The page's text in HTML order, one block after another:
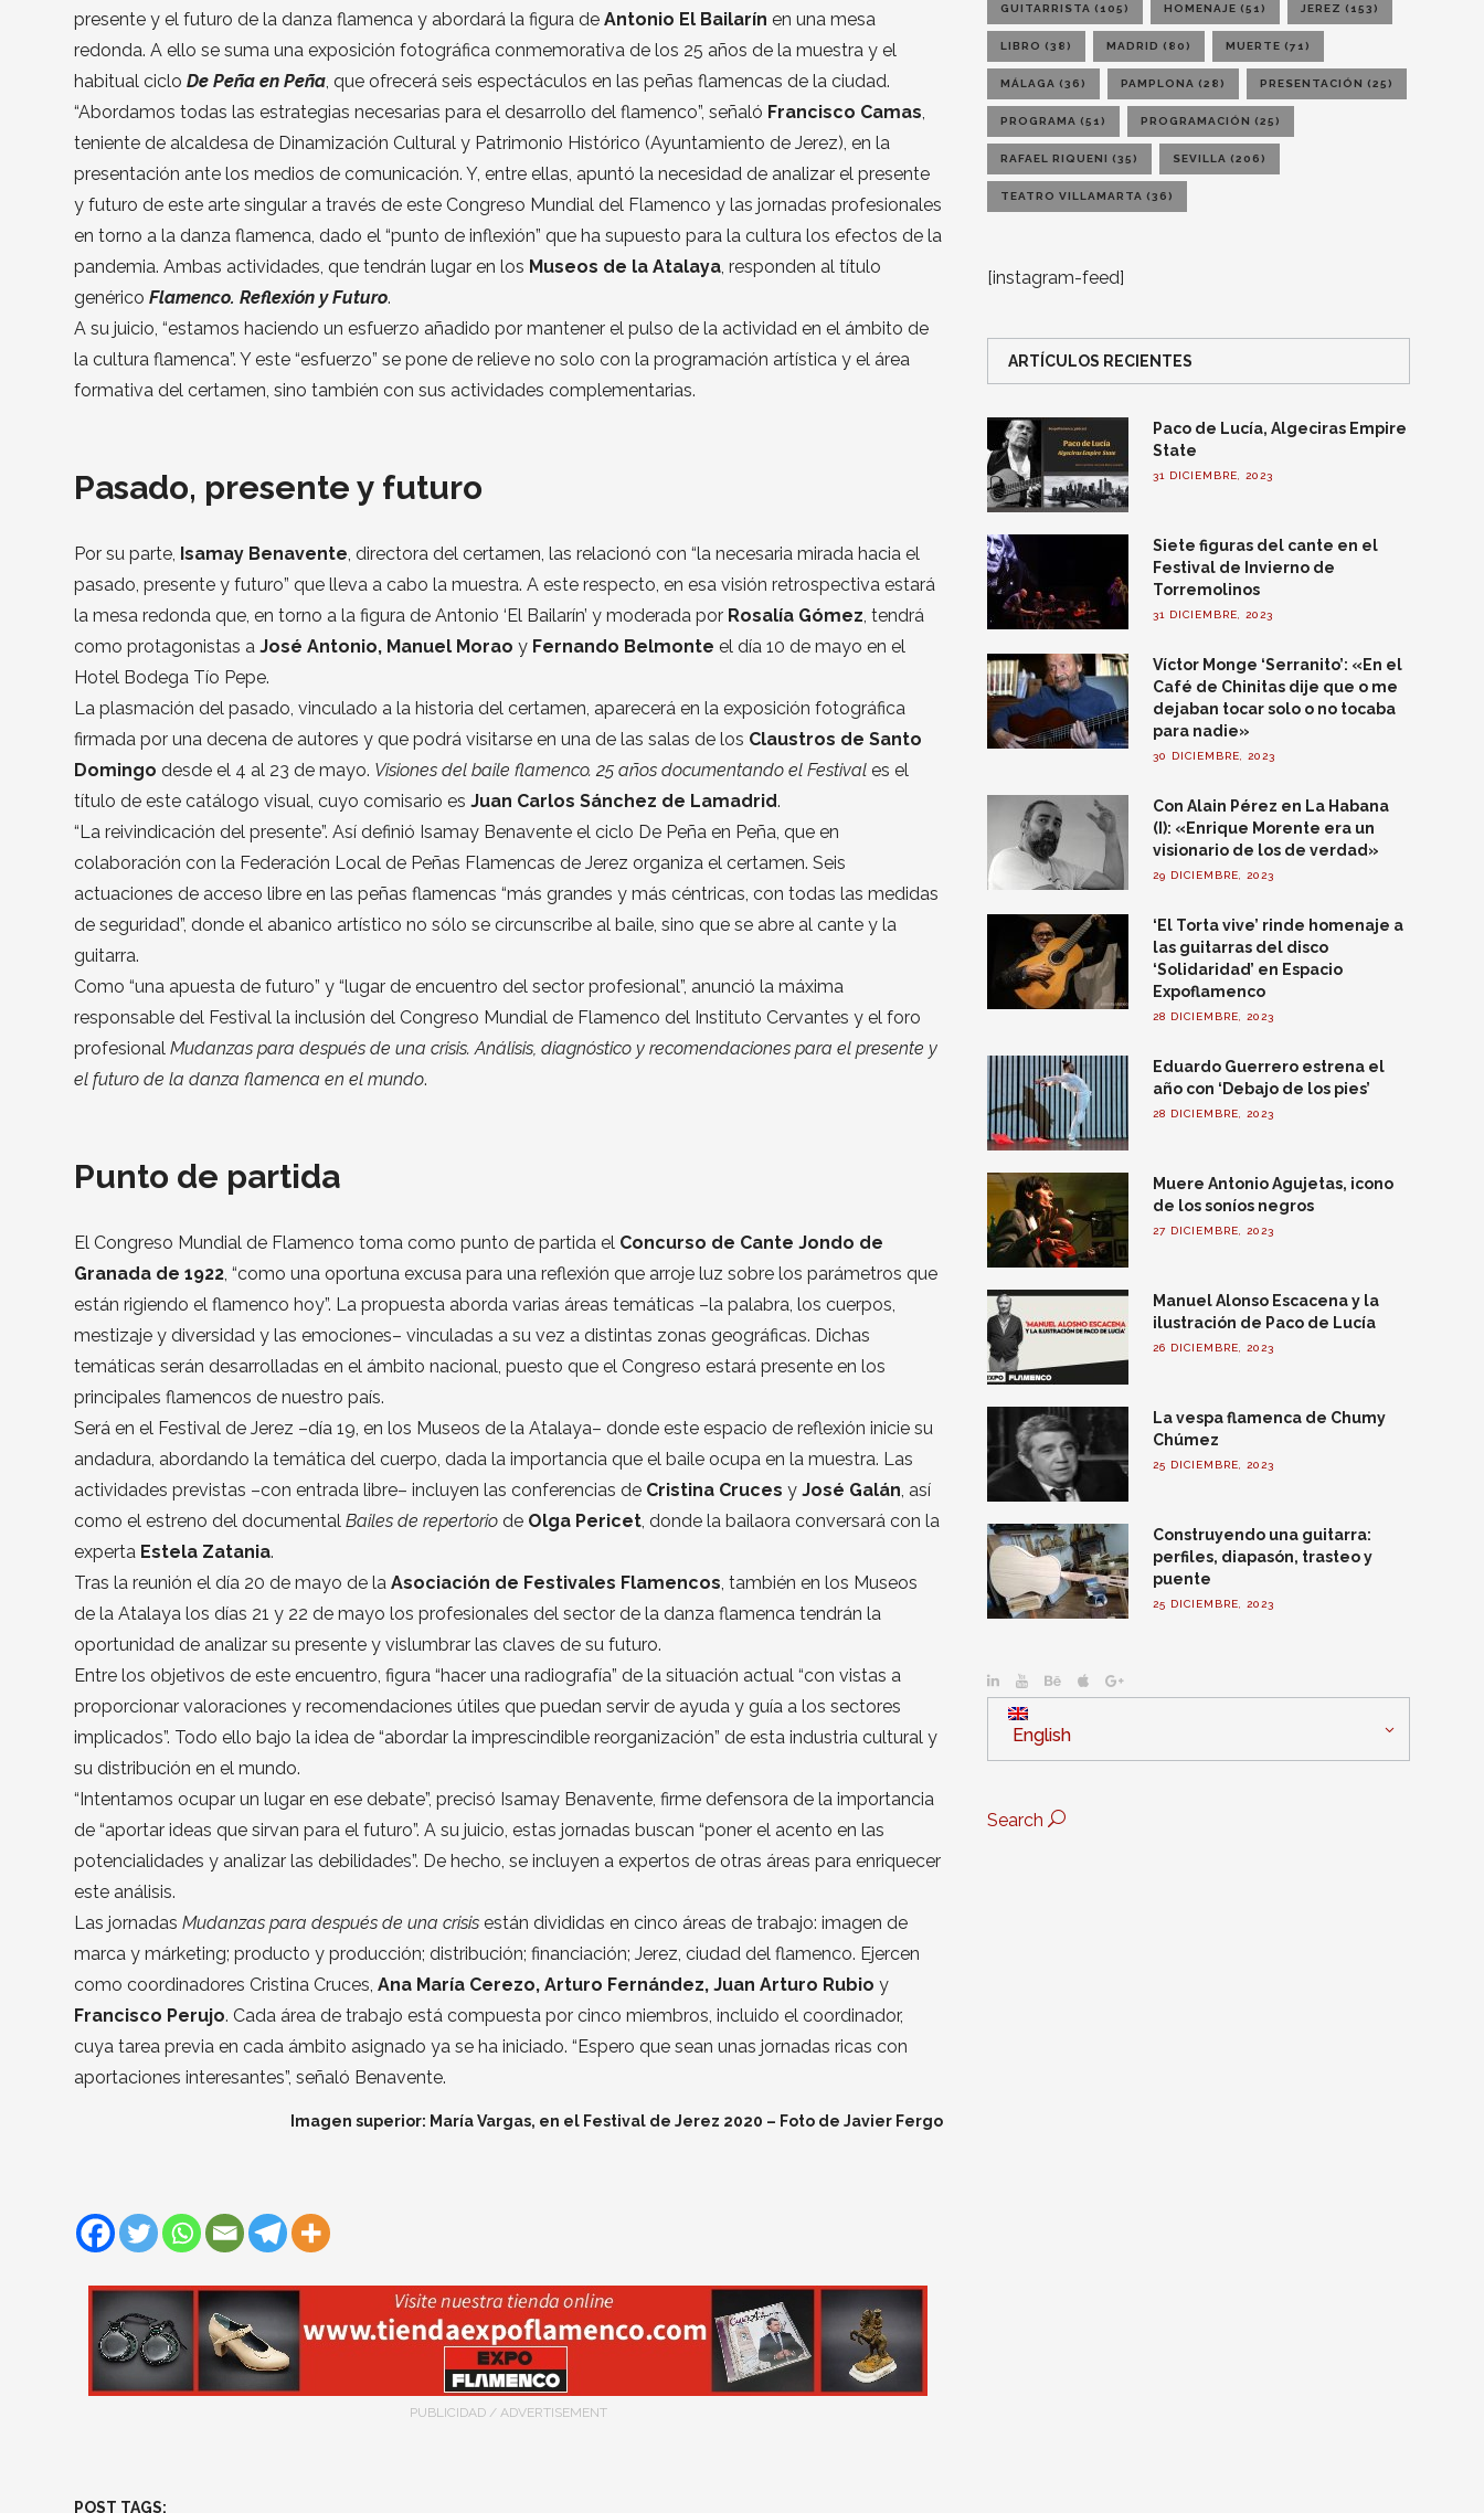
presente y el futuro de la danza flamenca y abordará la figura deAntonio El Bailarín en una mesa
redonda. A ello se suma una exposición fotográfica conmemorativa de los 25 años de la muestra y el
habitual cicloDe Peña en Peña, que ofrecerá seis espectáculos en las peñas flamencas de la ciudad.
“Abordamos todas las estrategias necesarias para el desarrollo del flamenco”, señaló Francisco Camas,
teniente de alcaldesa de Dinamización Cultural y Patrimonio Histórico (Ayuntamiento de Jerez), en la
presentación ante los medios de comunicación. Y, entre ellas, apuntó la necesidad de analizar el presente
y futuro de este arte singular a través de este Congreso Mundial del Flamenco y las jornadas profesionales
en torno a la danza flamenca, dado el “punto de inflexión” que ha supuesto para la cultura los efectos de la
pandemia. Ambas actividades, que tendrán lugar en los Museos de la Atalaya, responden al título
genéricoFlamenco. Reflexión y Futuro.
A su juicio, “estamos haciendo un esfuerzo añadido por mantener el pulso de la actividad en el ámbito de
la cultura flamenca”. Y este “esfuerzo” se pone de relieve no solo con la programación artística y el área
formativa del certamen, sino también con sus actividades complementarias.
Pasado, presente y futuro
Por su parte, Isamay Benavente, directora del certamen, las relacionó con “la necesaria mirada hacia el
pasado, presente y futuro” que lleva a cabo la muestra. A este respecto, en esa visión retrospectiva estará
la mesa redonda que, en torno a la figura de Antonio ‘El Bailarín’ y moderada por Rosalía Gómez, tendrá
como protagonistas aJosé Antonio, Manuel Morao y Fernando Belmonte el día 10 de mayo en el
Hotel Bodega Tío Pepe.
La plasmación del pasado, vinculado a la historia del certamen, aparecerá en la exposición fotográfica
firmada por una decena de autores y que podrá visitarse en una de las salas de los Claustros de Santo
Domingo desde el 4 al 23 de mayo. Visiones del baile flamenco. 25 años documentando el Festival es el
título de este catálogo visual, cuyo comisario esJuan Carlos Sánchez de Lamadrid.
“La reivindicación del presente”. Así definió Isamay Benavente el ciclo De Peña en Peña, que en
colaboración con la Federación Local de Peñas Flamencas de Jerez organiza el certamen. Seis
actuaciones de acceso libre en las peñas flamencas “más grandes y más céntricas, con todas las medidas
de seguridad”, donde el abanico artístico no sólo se circunscribe al baile, sino que se abre al cante y la
guitarra.
Como “una apuesta de futuro” y “lugar de encuentro del sector profesional”, anunció la máxima
responsable del Festival la inclusión del Congreso Mundial de Flamenco del Instituto Cervantes y el foro
profesionalMudanzas para después de una crisis. Análisis, diagnóstico y recomendaciones para el presente y
el futuro de la danza flamenca en el mundo.
Punto de partida
El Congreso Mundial de Flamenco toma como punto de partida el Concurso de Cante Jondo de
Granada de 1922, “como una oportuna excusa para una reflexión que arroje luz sobre los parámetros que
están rigiendo el flamenco hoy”. La propuesta aborda varias áreas temáticas –la palabra, los cuerpos,
mestizaje y diversidad y las emociones– vinculadas a su vez a distintas zonas geográficas. Dichas
temáticas serán desarrolladas en el ámbito nacional, puesto que el Congreso estará presente en los
principales flamencos de nuestro país.
Será en el Festival de Jerez –día 19, en los Museos de la Atalaya– donde este espacio de reflexión inicie su
andadura, abordando la temática del cuerpo, dada la importancia que el baile ocupa en la muestra. Las
actividades previstas –con entrada libre– incluyen las conferencias de Cristina Cruces yJosé Galán, así
como el estreno del documentalBailes de repertorio de Olga Pericet, donde la bailaora conversará con la
experta Estela Zatania.
Tras la reunión el día 20 de mayo de laAsociación de Festivales Flamencos, también en los Museos
de la Atalaya los días 21 y 22 de mayo los profesionales del sector de la danza flamenca tendrán la
oportunidad de analizar su presente y vislumbrar las claves de su futuro.
Entre los objetivos de este encuentro, figura “hacer una radiografía” de la situación actual “con vistas a
proporcionar valoraciones y recomendaciones útiles que puedan servir de ayuda y guía a los sectores
implicados”. Todo ello bajo la idea de “abordar la imprescindible reorganización” de esta industria cultural y
su distribución en el mundo.
“Intentamos ocupar un lugar en ese debate”, precisó Isamay Benavente, firme defensora de la importancia
de “aportar ideas que sirvan para el futuro”. A su juicio, estas jornadas buscan “poner el acento en las
potencialidades y analizar las debilidades”. De hecho, se incluyen a expertos de otras áreas para enriquecer
este análisis.
Las jornadasMudanzas para después de una crisis están divididas en cinco áreas de trabajo: imagen de
marca y márketing; producto y producción; distribución; financiación; Jerez, ciudad del flamenco. Ejercen
como coordinadores Cristina Cruces,Ana María Cerezo, Arturo Fernández, Juan Arturo Rubio y
Francisco Perujo. Cada área de trabajo está compuesta por cinco miembros, incluido el coordinador,
cuya tarea previa en cada ámbito asignado ya se ha iniciado. “Espero que sean unas jornadas ricas con
aportaciones interesantes”, señaló Benavente.
Imagen superior: María Vargas, en el Festival de Jerez 2020 – Foto de Javier Fergo
PUBLICIDAD / ADVERTISEMENT
POST TAGS:
GUITARRISTA (105) HOMENAJE (51) JEREZ (153)
LIBRO (38) MADRID (80) MUERTE (71)
MÁLAGA (36) PAMPLONA (28) PRESENTACIÓN (25)
PROGRAMA (51) PROGRAMACIÓN (25)
RAFAEL RIQUENI (35) SEVILLA (206)
TEATRO VILLAMARTA (36)
[instagram-feed]
ARTÍCULOS RECIENTES
Paco de Lucía, Algeciras Empire
State
31 DICIEMBRE, 2023
Siete figuras del cante en el
Festival de Invierno de
Torremolinos
31 DICIEMBRE, 2023
Víctor Monge ‘Serranito’: «En el
Café de Chinitas dije que o me
dejaban tocar solo o no tocaba
para nadie»
30 DICIEMBRE, 2023
Con Alain Pérez en La Habana
(I): «Enrique Morente era un
visionario de los de verdad»
29 DICIEMBRE, 2023
‘El Torta vive’ rinde homenaje a
las guitarras del disco
‘Solidaridad’ en Espacio
Expoflamenco
28 DICIEMBRE, 2023
Eduardo Guerrero estrena el
año con ‘Debajo de los pies’
28 DICIEMBRE, 2023
Muere Antonio Agujetas, icono
de los soníos negros
27 DICIEMBRE, 2023
Manuel Alonso Escacena y la
ilustración de Paco de Lucía
26 DICIEMBRE, 2023
La vespa flamenca de Chumy
Chúmez
25 DICIEMBRE, 2023
Construyendo una guitarra:
perfiles, diapasón, trasteo y
puente
25 DICIEMBRE, 2023
English
Search